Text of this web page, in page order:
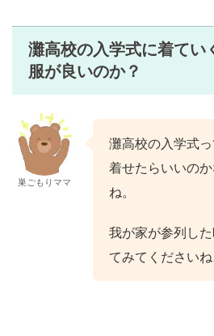
灘高校の入学式に着てい
服が良いのか？
巣ごもりママ
灘高校の入学式
着せたらいいの
ね。
我が家が参列し
てみてくださいね